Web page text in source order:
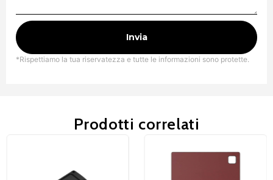
Invia
*Rispettiamo la tua riservatezza e tutte le informazioni sono protette.
Prodotti correlati